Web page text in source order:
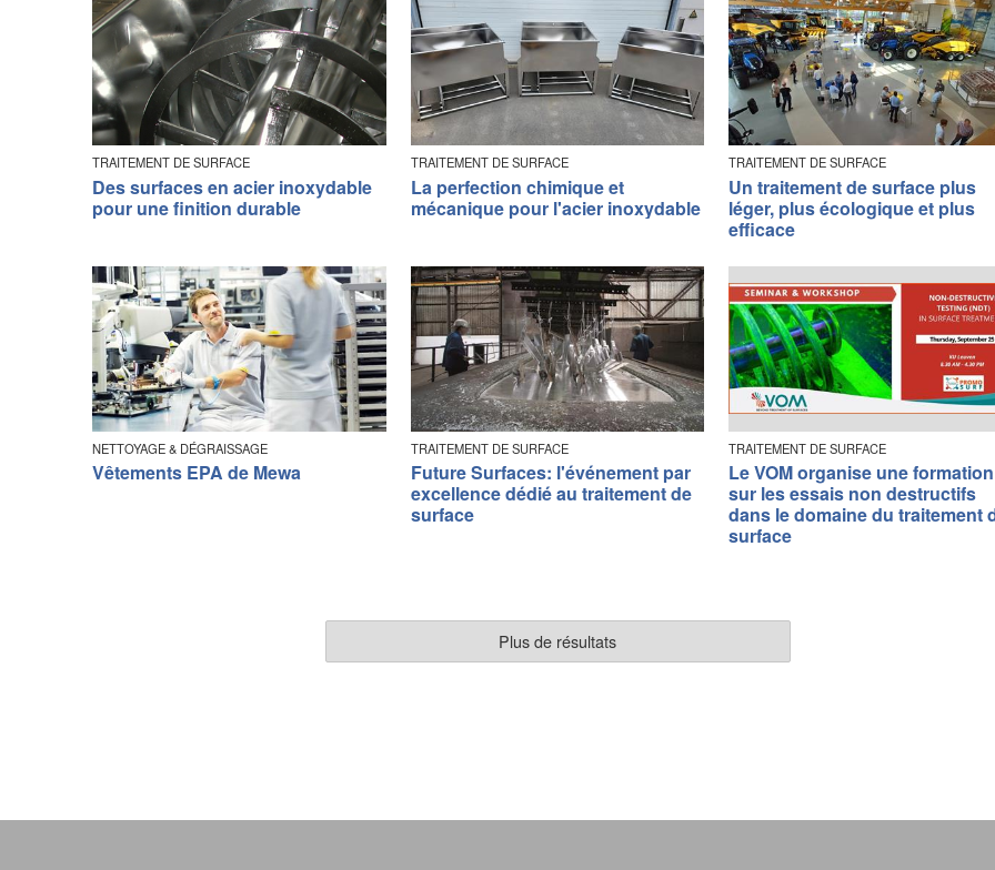
TRAITEMENT DE SURFACE
Des surfaces en acier inoxydable
pour une finition durable
TRAITEMENT DE SURFACE
La perfection chimique et
mécanique pour l'acier inoxydable
TRAITEMENT DE SURFACE
Un traitement de surface plus
léger, plus écologique et plus
efficace
NETTOYAGE & DÉGRAISSAGE
Vêtements EPA de Mewa
TRAITEMENT DE SURFACE
Future Surfaces: l'événement par
excellence dédié au traitement de
surface
TRAITEMENT DE SURFACE
Le VOM organise une formation
sur les essais non destructifs
dans le domaine du traitement
surface
Plus de résultats